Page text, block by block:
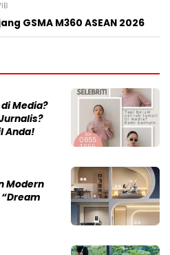
GSMA M360 ASEAN 2026
Media?
Anda!
Modern